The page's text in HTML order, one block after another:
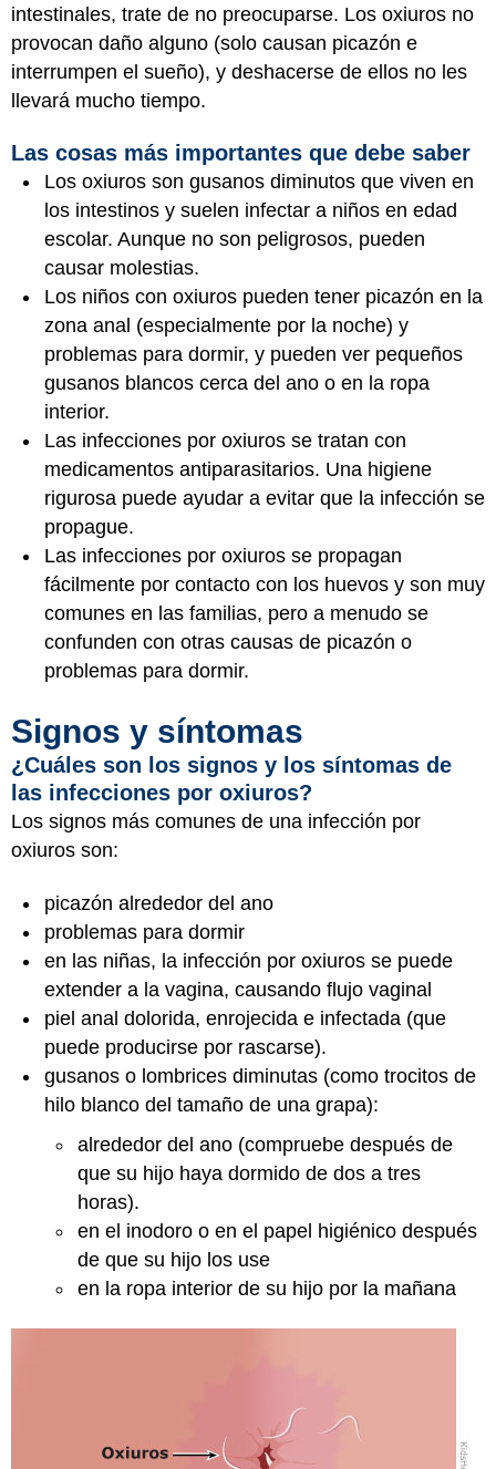
intestinales, trate de no preocuparse. Los oxiuros no
provocan daño alguno (solo causan picazón e
interrumpen el sueño), y deshacerse de ellos no les
llevará mucho tiempo.
Las cosas más importantes que debe saber
Los oxiuros son gusanos diminutos que viven en
los intestinos y suelen infectar a niños en edad
escolar. Aunque no son peligrosos, pueden
causar molestias.
Los niños con oxiuros pueden tener picazón en la
zona anal (especialmente por la noche) y
problemas para dormir, y pueden ver pequeños
gusanos blancos cerca del ano o en la ropa
interior.
Las infecciones por oxiuros se tratan con
medicamentos antiparasitarios. Una higiene
rigurosa puede ayudar a evitar que la infección se
propague.
Las infecciones por oxiuros se propagan
fácilmente por contacto con los huevos y son muy
comunes en las familias, pero a menudo se
confunden con otras causas de picazón o
problemas para dormir.
Signos y síntomas
¿Cuáles son los signos y los síntomas de
las infecciones por oxiuros?
Los signos más comunes de una infección por
oxiuros son:
picazón alrededor del ano
problemas para dormir
en las niñas, la infección por oxiuros se puede
extender a la vagina, causando flujo vaginal
piel anal dolorida, enrojecida e infectada (que
puede producirse por rascarse).
gusanos o lombrices diminutas (como trocitos de
hilo blanco del tamaño de una grapa):
alrededor del ano (compruebe después de
que su hijo haya dormido de dos a tres
horas).
en el inodoro o en el papel higiénico después
de que su hijo los use
en la ropa interior de su hijo por la mañana